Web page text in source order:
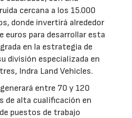
cercana a los 15.000
donde invertirá alrededor
euros para desarrollar esta
en la estrategia de
división especializada en
Indra Land Vehicles.
entre 70 y 120
de alta cualificación en
puestos de trabajo